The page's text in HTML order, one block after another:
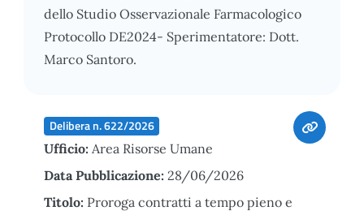
dello Studio Osservazionale Farmacologico
Protocollo DE2024- Sperimentatore: Dott.
Marco Santoro.
Delibera n. 622/2026
Ufficio: Area Risorse Umane
Data Pubblicazione: 28/06/2026
Titolo: Proroga contratti a tempo pieno e